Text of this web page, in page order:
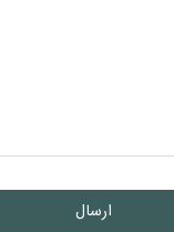
ارسال